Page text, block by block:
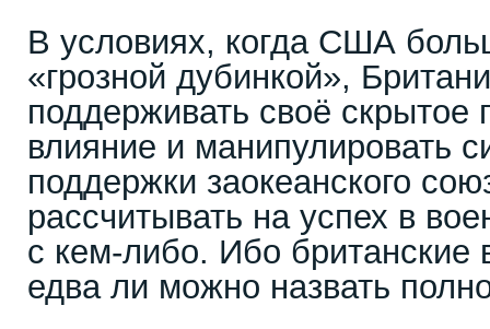
В условиях, когда США
«грозной дубинкой»,
поддерживать своё скрытое
влияние и манипулировать
поддержки заокеанского
рассчитывать на успех в
с кем-либо. Ибо
едва ли можно назвать